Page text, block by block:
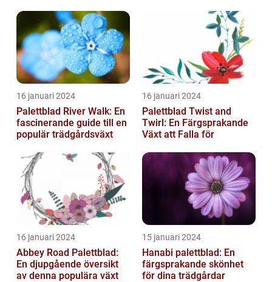
16 januari 2024
Palettblad River Walk: En
fascinerande guide till en
populär trädgårdsväxt
16 januari 2024
Palettblad Twist and
Twirl: En Färgsprakande
Växt att Falla för
16 januari 2024
Abbey Road Palettblad:
En djupgående översikt
av denna populära växt
15 januari 2024
Hanabi palettblad: En
färgsprakande skönhet
för dina trädgårdar